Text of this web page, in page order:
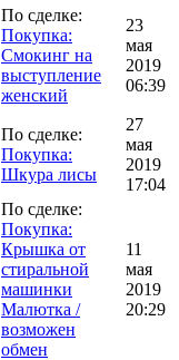
По сделке:
Покупка:
Смокинг на
выступление
женский
23
мая
2019
06:39
По сделке:
Покупка:
Шкура лисы
27
мая
2019
17:04
По сделке:
Покупка:
Крышка от
стиральной
машинки
Малютка /
возможен
обмен
11
мая
2019
20:29